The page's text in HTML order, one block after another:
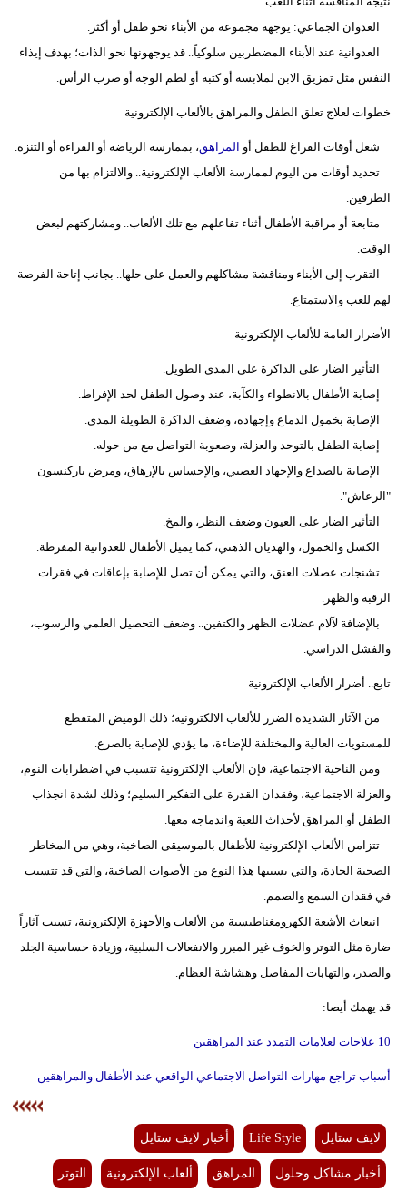
العدوان الجماعي: يوجهه مجموعة من الأبناء نحو طفل أو أكثر.
العدوانية عند الأبناء المضطربين سلوكياً.. قد يوجهونها نحو الذات؛ بهدف إيذاء
النفس مثل تمزيق الابن لملابسه أو كتبه أو لطم الوجه أو ضرب الرأس.
خطوات لعلاج تعلق الطفل والمراهق بالألعاب الإلكترونية
شغل أوقات الفراغ للطفل أو المراهق، بممارسة الرياضة أو القراءة أو التنزه.
تحديد أوقات من اليوم لممارسة الألعاب الإلكترونية.. والالتزام بها من
الطرفين.
متابعة أو مراقبة الأطفال أثناء تفاعلهم مع تلك الألعاب.. ومشاركتهم لبعض
الوقت.
التقرب إلى الأبناء ومناقشة مشاكلهم والعمل على حلها.. بجانب إتاحة الفرصة
لهم للعب والاستمتاع.
الأضرار العامة للألعاب الإلكترونية
التأثير الضار على الذاكرة على المدى الطويل.
إصابة الأطفال بالانطواء والكآبة، عند وصول الطفل لحد الإفراط.
الإصابة بخمول الدماغ وإجهاده، وضعف الذاكرة الطويلة المدى.
إصابة الطفل بالتوحد والعزلة، وصعوبة التواصل مع من حوله.
الإصابة بالصداع والإجهاد العصبي، والإحساس بالإرهاق، ومرض باركنسون
"الرعاش".
التأثير الضار على العيون وضعف النظر، والمخ.
الكسل والخمول، والهذيان الذهني، كما يميل الأطفال للعدوانية المفرطة.
تشنجات عضلات العنق، والتي يمكن أن تصل للإصابة بإعاقات في فقرات
الرقبة والظهر.
بالإضافة لآلام عضلات الظهر والكتفين.. وضعف التحصيل العلمي والرسوب،
والفشل الدراسي.
تابع.. أضرار الألعاب الإلكترونية
من الآثار الشديدة الضرر للألعاب الالكترونية؛ ذلك الوميض المتقطع
للمستويات العالية والمختلفة للإضاءة، ما يؤدي للإصابة بالصرع.
ومن الناحية الاجتماعية، فإن الألعاب الإلكترونية تتسبب في اضطرابات النوم،
والعزلة الاجتماعية، وفقدان القدرة على التفكير السليم؛ وذلك لشدة انجذاب
الطفل أو المراهق لأحداث اللعبة واندماجه معها.
تتزامن الألعاب الإلكترونية للأطفال بالموسيقى الصاخبة، وهي من المخاطر
الصحية الحادة، والتي يسببها هذا النوع من الأصوات الصاخبة، والتي قد تتسبب
في فقدان السمع والصمم.
انبعاث الأشعة الكهرومغناطيسية من الألعاب والأجهزة الإلكترونية، تسبب آثاراً
ضارة مثل التوتر والخوف غير المبرر والانفعالات السلبية، وزيادة حساسية الجلد
والصدر، والتهابات المفاصل وهشاشة العظام.
قد يهمك أيضا:
10 علاجات لعلامات التمدد عند المراهقين
أسباب تراجع مهارات التواصل الاجتماعي الواقعي عند الأطفال والمراهقين
لايف ستايل Life Style أخبار لايف ستايل
أخبار مشاكل وحلول المراهق ألعاب الإلكترونية التوتر